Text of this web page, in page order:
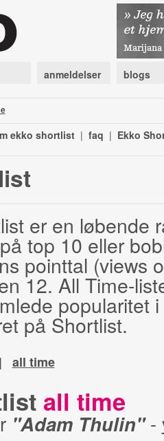
anmeldelser blogs
ekko shortlist | faq | Ekko
er en løbende
top 10 eller
pointtal (views
12. All Time-
popularitet
på Shortlist.
| all time
all time
"Adam Thulin"-